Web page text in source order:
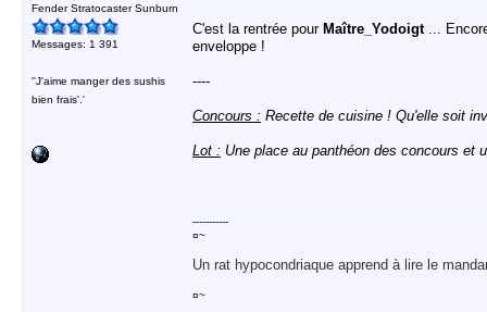
Fender Stratocaster Sunburn
Messages: 1 391
''J'aime manger des sushis
bien frais'.'
C'est la rentrée pour Maître_Yodoigt...
enveloppe !
----
Concours : Recette de cuisine ! Qu'elle soit
Lot : Une place au panthéon des concours et
-----------
¤~
Un rat hypocondriaque apprend à lire le
¤~